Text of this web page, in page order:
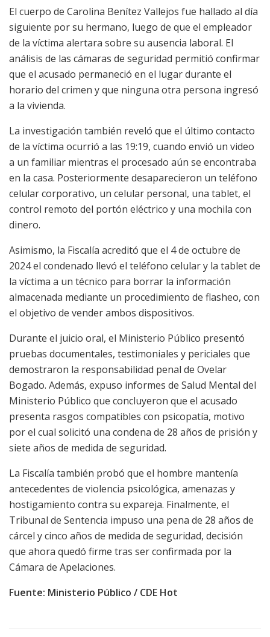
El cuerpo de Carolina Benítez Vallejos fue hallado al día
siguiente por su hermano, luego de que el empleador
de la víctima alertara sobre su ausencia laboral. El
análisis de las cámaras de seguridad permitió confirmar
que el acusado permaneció en el lugar durante el
horario del crimen y que ninguna otra persona ingresó
a la vivienda.
La investigación también reveló que el último contacto
de la víctima ocurrió a las 19:19, cuando envió un video
a un familiar mientras el procesado aún se encontraba
en la casa. Posteriormente desaparecieron un teléfono
celular corporativo, un celular personal, una tablet, el
control remoto del portón eléctrico y una mochila con
dinero.
Asimismo, la Fiscalía acreditó que el 4 de octubre de
2024 el condenado llevó el teléfono celular y la tablet de
la víctima a un técnico para borrar la información
almacenada mediante un procedimiento de flasheo, con
el objetivo de vender ambos dispositivos.
Durante el juicio oral, el Ministerio Público presentó
pruebas documentales, testimoniales y periciales que
demostraron la responsabilidad penal de Ovelar
Bogado. Además, expuso informes de Salud Mental del
Ministerio Público que concluyeron que el acusado
presenta rasgos compatibles con psicopatía, motivo
por el cual solicitó una condena de 28 años de prisión y
siete años de medida de seguridad.
La Fiscalía también probó que el hombre mantenía
antecedentes de violencia psicológica, amenazas y
hostigamiento contra su expareja. Finalmente, el
Tribunal de Sentencia impuso una pena de 28 años de
cárcel y cinco años de medida de seguridad, decisión
que ahora quedó firme tras ser confirmada por la
Cámara de Apelaciones.
Fuente: Ministerio Público / CDE Hot